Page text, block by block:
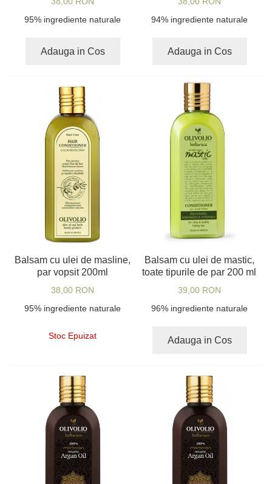
95% ingrediente naturale
Adauga in Cos
94% ingrediente naturale
Adauga in Cos
Balsam cu ulei de masline,
par vopsit 200ml
38,00 RON
95% ingrediente naturale
Stoc Epuizat
Balsam cu ulei de mastic,
toate tipurile de par 200 ml
39,00 RON
96% ingrediente naturale
Adauga in Cos